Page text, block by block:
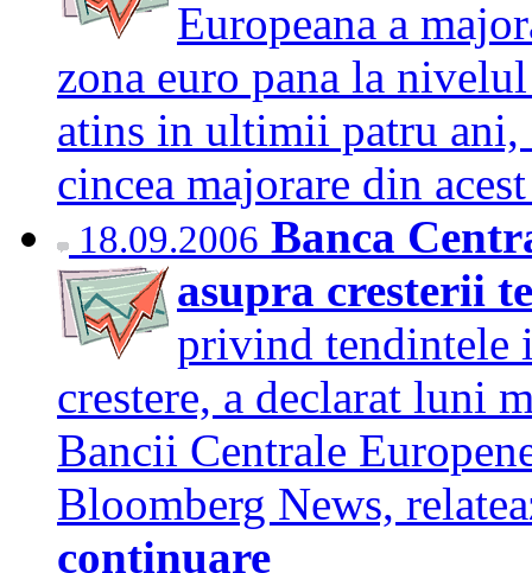
Europeana a
zona euro pana la
atins in ultimii patru ani,
cincea majorare din
18.09.2006 Banca
asupra cresterii
privind tendintele
crestere, a declarat luni
Bancii Centrale
Bloomberg News,
continuare